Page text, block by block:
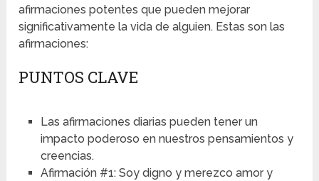
afirmaciones potentes que pueden mejorar
significativamente la vida de alguien. Estas son las
afirmaciones:
PUNTOS CLAVE
Las afirmaciones diarias pueden tener un
impacto poderoso en nuestros pensamientos y
creencias.
Afirmación #1: Soy digno y merezco amor y